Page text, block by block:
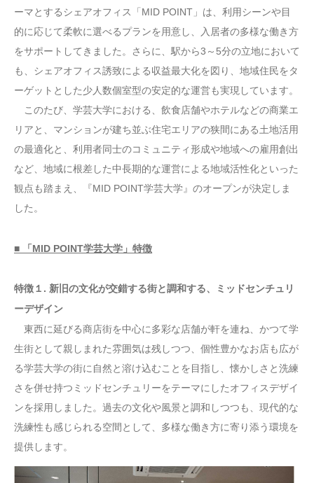
ーマとするシェアオフィス「MID POINT」は、利用シーンや目
的に応じて柔軟に選べるプランを用意し、入居者の多様な働き方
をサポートしてきました。さらに、駅から3～5分の立地において
も、シェアオフィス誘致による収益最大化を図り、地域住民をタ
ーゲットとした少人数個室型の安定的な運営も実現しています。
このたび、学芸大学における、飲食店舗やホテルなどの商業エ
リアと、マンションが建ち並ぶ住宅エリアの狭間にある土地活用
の最適化と、利用者同士のコミュニティ形成や地域への雇用創出
など、地域に根差した中長期的な運営による地域活性化といった
観点も踏まえ、『MID POINT学芸大学』のオープンが決定しま
した。
■ 「MID POINT学芸大学」特徴
特徴１. 新旧の文化が交錯する街と調和する、ミッドセンチュリ
ーデザイン
東西に延びる商店街を中心に多彩な店舗が軒を連ね、かつて学
生街として親しまれた雰囲気は残しつつ、個性豊かなお店も広が
る学芸大学の街に自然と溶け込むことを目指し、懐かしさと洗練
さを併せ持つミッドセンチュリーをテーマにしたオフィスデザイ
ンを採用しました。過去の文化や風景と調和しつつも、現代的な
洗練性も感じられる空間として、多様な働き方に寄り添う環境を
提供します。